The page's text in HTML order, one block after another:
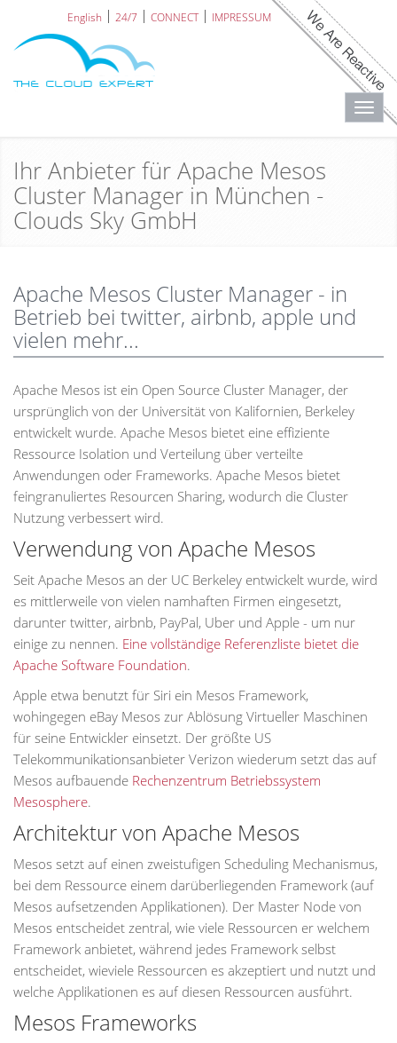
English 24/7 CONNECT IMPRESSUM
Ihr Anbieter für Apache Mesos
Cluster Manager in München -
Clouds Sky GmbH
Apache Mesos Cluster Manager - in
Betrieb bei twitter, airbnb, apple und
vielen mehr...
Apache Mesos ist ein Open Source Cluster Manager, der
ursprünglich von der Universität von Kalifornien, Berkeley
entwickelt wurde. Apache Mesos bietet eine effiziente
Ressource Isolation und Verteilung über verteilte
Anwendungen oder Frameworks. Apache Mesos bietet
feingranuliertes Resourcen Sharing, wodurch die Cluster
Nutzung verbessert wird.
Verwendung von Apache Mesos
Seit Apache Mesos an der UC Berkeley entwickelt wurde, wird
es mittlerweile von vielen namhaften Firmen eingesetzt,
darunter twitter, airbnb, PayPal, Uber und Apple - um nur
einige zu nennen. Eine vollständige Referenzliste bietet die
Apache Software Foundation.
Apple etwa benutzt für Siri ein Mesos Framework,
wohingegen eBay Mesos zur Ablösung Virtueller Maschinen
für seine Entwickler einsetzt. Der größte US
Telekommunikationsanbieter Verizon wiederum setzt das auf
Mesos aufbauende Rechenzentrum Betriebssystem
Mesosphere.
Architektur von Apache Mesos
Mesos setzt auf einen zweistufigen Scheduling Mechanismus,
bei dem Ressource einem darüberliegenden Framework (auf
Mesos aufsetzenden Applikationen). Der Master Node von
Mesos entscheidet zentral, wie viele Ressourcen er welchem
Framework anbietet, während jedes Framework selbst
entscheidet, wieviele Ressourcen es akzeptiert und nutzt und
welche Applikationen es auf diesen Ressourcen ausführt.
Mesos Frameworks